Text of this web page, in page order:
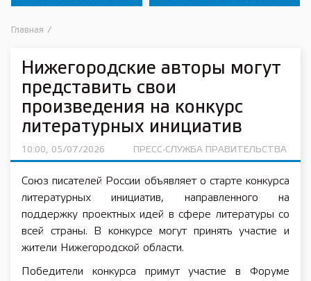
Главная /
Нижегородские авторы могут
представить свои
произведения на конкурс
литературных инициатив
10:00, 05/07/2026 ПРЕСС-СЛУЖБА ПРАВИТЕЛЬСТВА
Союз писателей России объявляет о старте конкурса
литературных инициатив, направленного на
поддержку проектных идей в сфере литературы со
всей страны. В конкурсе могут принять участие и
жители Нижегородской области.
Победители конкурса примут участие в Форуме